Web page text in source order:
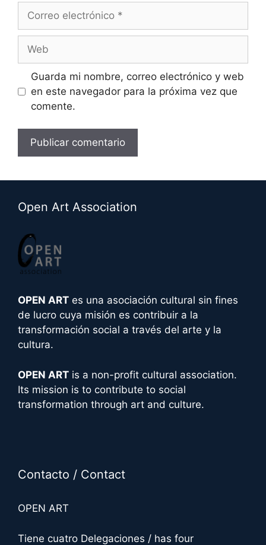
electrónico
Guarda mi nombre, correo electrónico y web
en este navegador para la próxima vez que
comente.
t
e
n
a
t
v
e
:
Open Art Association
OPEN ART es una asociación cultural sin fines
de lucro cuya misión es contribuir a la
transformación social a través del arte y la
cultura.
OPEN ART is a non-profit cultural association.
Its mission is to contribute to social
transformation through art and culture.
Contacto / Contact
OPEN ART
Tiene cuatro Delegaciones / has four